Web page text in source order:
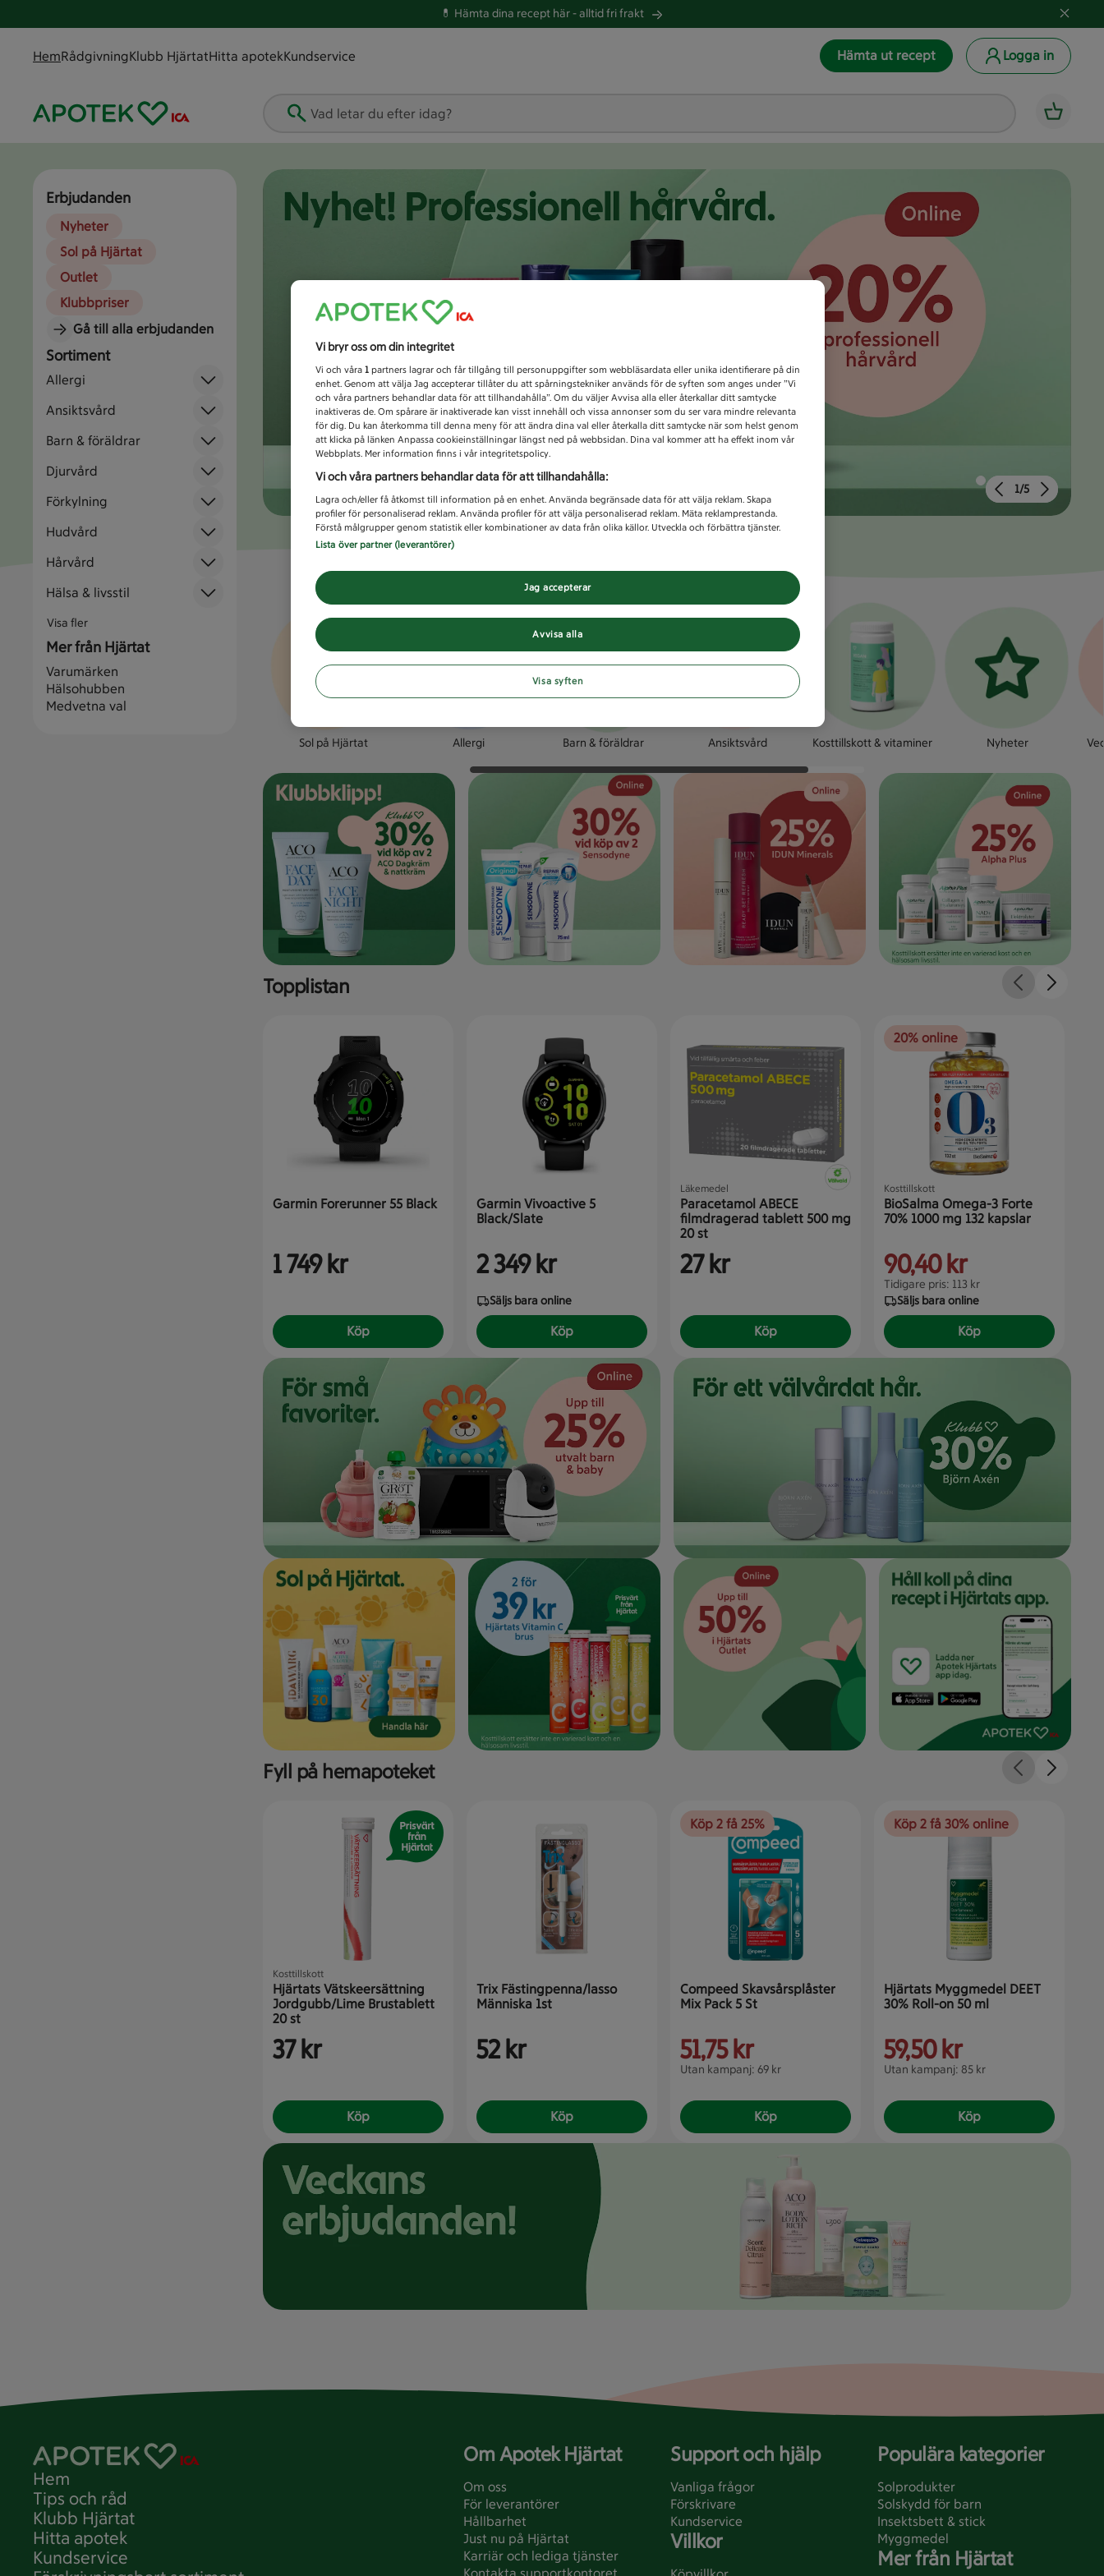
💊 Hämta dina recept här -alltid fri frakt
HemRådgivningKlubb HjärtatHitta apotekKundservice Hämta ut recept Logga in
Vad letar du efter idag?
1/5
Sol på Hjärtat Allergi Barn & föräldrar Ansiktsvård Kosttillskott & vitaminer Nyheter
Topplistan
Garmin Forerunner 55 Black
1 749 kr
Köp
Garmin Vivoactive 5
Black/Slate
2 349 kr
Säljs bara online
Köp
Läkemedel
Paracetamol ABECE
filmdragerad tablett 500 mg
20 st
27 kr
Köp
Kosttillskott
BioSalma Omega-3 Forte
70% 1000 mg 132 kapslar
90,40 kr
Tidigare pris: 113 kr
20% online
Säljs bara online
Köp
Fyll på hemapoteket
Kosttillskott
Hjärtats Vätskeersättning
Jordgubb/Lime Brustablett
20 st
37 kr
Köp
Trix Fästingpenna/lasso
Människa 1st
52 kr
Köp
Compeed Skavsårsplåster
Mix Pack 5 St
51,75 kr
Utan kampanj: 69 kr
Köp 2 få 25%
Köp
Hjärtats Myggmedel DEET
30% Roll-on 50 ml
59,50 kr
Utan kampanj: 85 kr
Köp 2 få 30% online
Köp
Erbjudanden
Nyheter
Sol på Hjärtat
Outlet
Klubbpriser
Gå till alla erbjudanden
Sortiment
Allergi
Ansiktsvård
Barn & föräldrar
Djurvård
Förkylning
Hudvård
Hårvård
Hälsa & livsstil
Visa fler
Mer från Hjärtat
Varumärken
Hälsohubben
Medvetna val
Hem
Tips och råd
Klubb Hjärtat
Hitta apotek
Kundservice
Om Apotek Hjärtat
Om oss
För leverantörer
Hållbarhet
Just nu på Hjärtat
Karriär och lediga tjänster
Support och hjälp
Vanliga frågor
Förskrivare
Kundservice
Villkor
Populära kategorier
Solprodukter
Solskydd för barn
Insektsbett & stick
Myggmedel
Mer från Hjärtat
Vi bryr oss om din integritet
Vi och våra 1 partners lagrar och får tillgång till personuppgifter som webbläsardata eller unika identifierare på din
enhet. Genom att välja Jag accepterar tillåter du att spårningstekniker används för de syften som anges under ”Vi
och våra partners behandlar data för att tillhandahålla”. Om du väljer Avvisa alla eller återkallar ditt samtycke
inaktiveras de. Om spårare är inaktiverade kan visst innehåll och vissa annonser som du ser vara mindre relevanta
för dig. Du kan återkomma till denna meny för att ändra dina val eller återkalla ditt samtycke när som helst genom
att klicka på länken Anpassa cookieinställningar längst ned på webbsidan. Dina val kommer att ha effekt inom vår
Webbplats. Mer information finns i vår integritetspolicy.
Vi och våra partners behandlar data för att tillhandahålla:
Lagra och/eller få åtkomst till information på en enhet. Använda begränsade data för att välja reklam. Skapa
profiler för personaliserad reklam. Använda profiler för att välja personaliserad reklam. Mäta reklamprestanda.
Förstå målgrupper genom statistik eller kombinationer av data från olika källor. Utveckla och förbättra tjänster.
Lista över partner (leverantörer)
Avvisa alla
Jag accepterar
Visa syften